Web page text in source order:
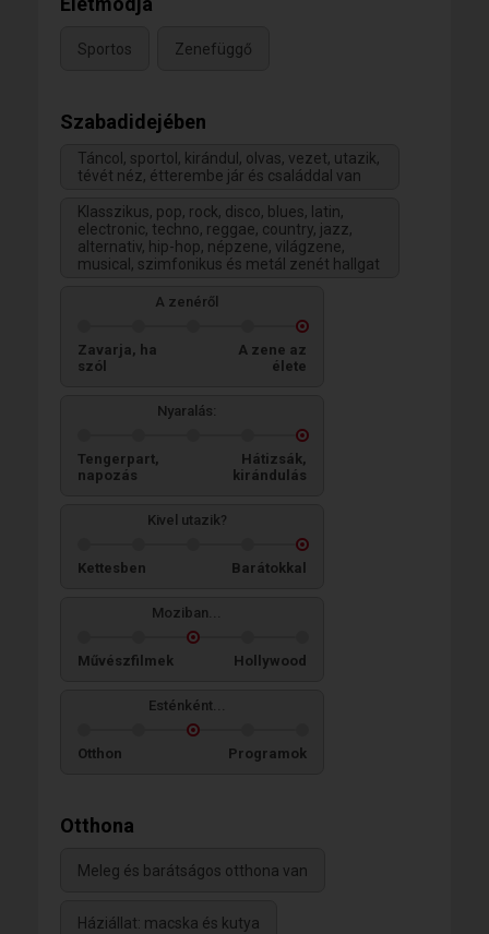
Sportos Zenefüggő
Szabadidejében
Táncol, sportol, kirándul, olvas, vezet, utazik,
tévét néz, étterembe jár és családdal van
Klasszikus, pop, rock, disco, blues, latin,
electronic, techno, reggae, country, jazz,
alternativ, hip-hop, népzene, világzene,
musical, szimfonikus és metál zenét hallgat
A zenéről
Zavarja, ha
szól
A zene az
élete
Nyaralás:
Tengerpart,
napozás
Hátizsák,
kirándulás
Kivel utazik?
Kettesben Barátokkal
Moziban...
Művészfilmek Hollywood
Esténként...
Otthon Programok
Otthona
Meleg és barátságos otthona van
Háziállat: macska és kutya